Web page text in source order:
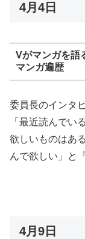
4月4日
Vがマンガを語
マンガ遍歴
委員長のインタ
「最近読んでい
欲しいものはあ
んで欲しい」と
4月9日